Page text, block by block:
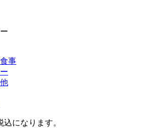
事
になります。